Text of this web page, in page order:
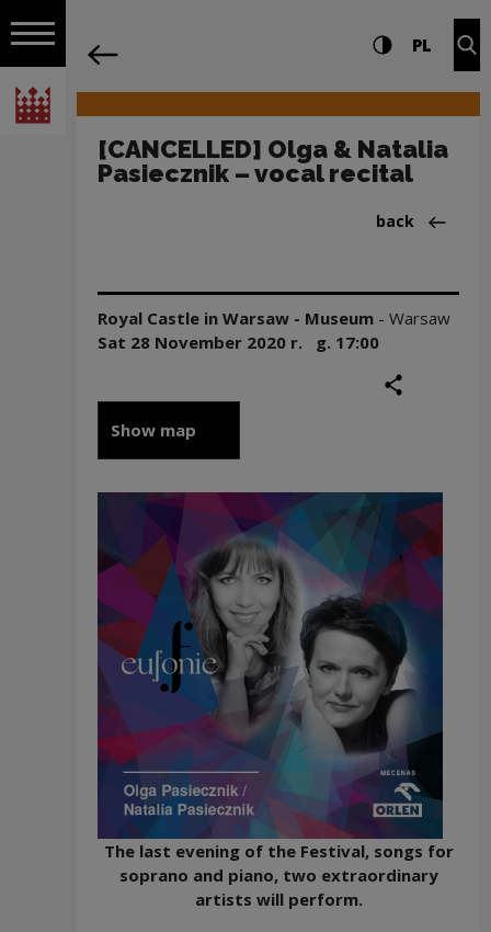
Open navigation
National Centre for Culture Poland
Navigation Settings and search
High contrast
PL
[CANCELLED] Olga & Natalia
Pasiecznik – vocal recital
Back to:News
back
Royal Castle in Warsaw - Museum - Warsaw
Sat 28 November 2020r. g. 17:00
Show map
The last evening of the Festival, songs for
soprano and piano, two extraordinary
artists will perform.